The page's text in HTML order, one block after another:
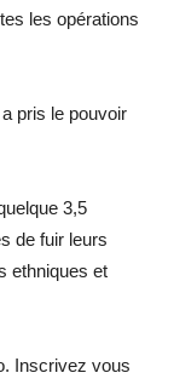
les opérations
pris le pouvoir
3,5
de fuir leurs
ethniques et
Inscrivez vous